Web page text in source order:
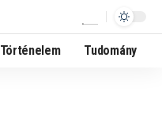
Történelem Tudomány